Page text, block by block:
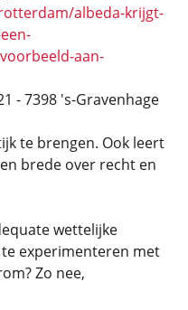
albeda-krijgt-
aan-
- 7398 's-Gravenhage
te brengen. Ook leert
brede over recht en
wettelijke
experimenteren met
Zo nee,